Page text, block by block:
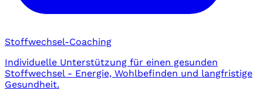
Stoffwechsel-Coaching
Individuelle Unterstützung für einen gesunden
Stoffwechsel - Energie, Wohlbefinden und langfristige
Gesundheit.